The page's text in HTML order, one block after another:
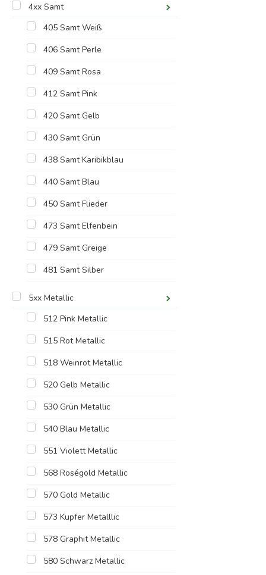
4xx Samt
405 Samt Weiß
406 Samt Perle
409 Samt Rosa
412 Samt Pink
420 Samt Gelb
430 Samt Grün
438 Samt Karibikblau
440 Samt Blau
450 Samt Flieder
473 Samt Elfenbein
479 Samt Greige
481 Samt Silber
5xx Metallic
512 Pink Metallic
515 Rot Metallic
518 Weinrot Metallic
520 Gelb Metallic
530 Grün Metallic
540 Blau Metallic
551 Violett Metallic
568 Roségold Metallic
570 Gold Metallic
573 Kupfer Metalllic
578 Graphit Metallic
580 Schwarz Metallic